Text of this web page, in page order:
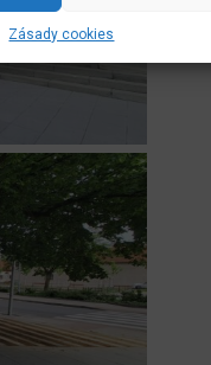
Zásady cookies